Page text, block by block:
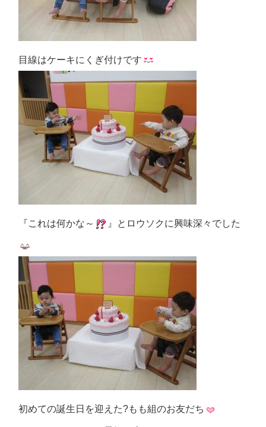
目線はケーキにくぎ付けです
『これは何かな～ 』とロウソクに興味深々でした
初めての誕生日を迎えた?もも組のお友だち